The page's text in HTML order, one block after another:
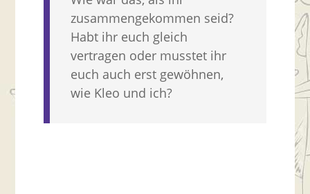
zusammengekommen seid?
Habt ihr euch gleich
vertragen oder musstet ihr
euch auch erst gewöhnen,
wie Kleo und ich?